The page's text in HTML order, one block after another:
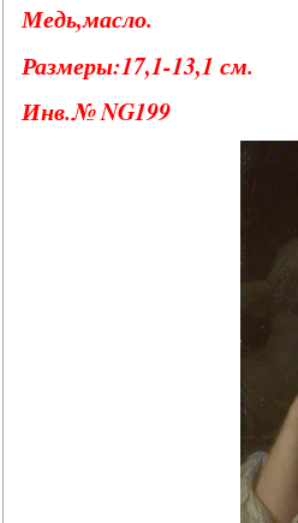
Медь,масло.
Размеры:17,1-13,1 см.
Инв.№ NG199